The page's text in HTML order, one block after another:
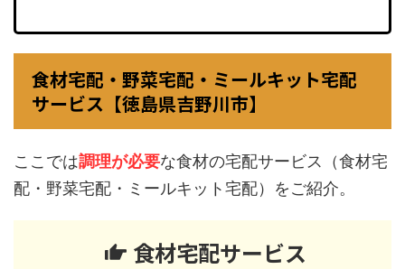
食材宅配・野菜宅配・ミールキット宅配
サービス【徳島県吉野川市】
ここでは調理が必要な食材の宅配サービス（食材宅
配・野菜宅配・ミールキット宅配）をご紹介。
食材宅配サービス